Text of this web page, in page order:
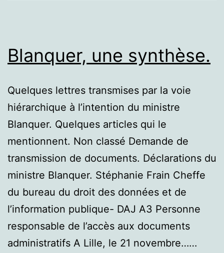
Blanquer, une synthèse.
Quelques lettres transmises par la voie
hiérarchique à l’intention du ministre
Blanquer. Quelques articles qui le
mentionnent. Non classé Demande de
transmission de documents. Déclarations du
ministre Blanquer. Stéphanie Frain Cheffe
du bureau du droit des données et de
l’information publique- DAJ A3 Personne
responsable de l’accès aux documents
administratifs A Lille, le 21 novembre……